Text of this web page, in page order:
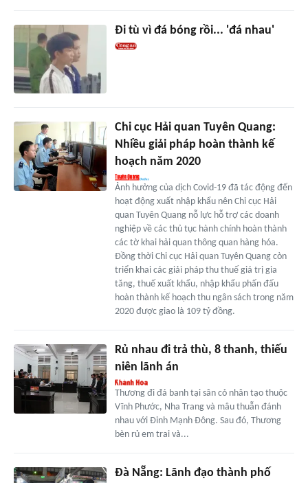
Đi tù vì đá bóng rồi... 'đá nhau'
Chi cục Hải quan Tuyên Quang:
Nhiều giải pháp hoàn thành kế
hoạch năm 2020
Ảnh hưởng của dịch Covid-19 đã tác động đến
hoạt động xuất nhập khẩu nên Chi cục Hải
quan Tuyên Quang nỗ lực hỗ trợ các doanh
nghiệp về các thủ tục hành chính hoàn thành
các tờ khai hải quan thông quan hàng hóa.
Đồng thời Chi cục Hải quan Tuyên Quang còn
triển khai các giải pháp thu thuế giá trị gia
tăng, thuế xuất khẩu, nhập khẩu phấn đấu
hoàn thành kế hoạch thu ngân sách trong năm
2020 được giao là 109 tỷ đồng.
Rủ nhau đi trả thù, 8 thanh, thiếu
niên lãnh án
Thương đi đá banh tại sân cỏ nhân tạo thuộc
Vĩnh Phước, Nha Trang và mâu thuẫn đánh
nhau với Đinh Mạnh Đông. Sau đó, Thương
bèn rủ em trai và...
Đà Nẵng: Lãnh đạo thành phố